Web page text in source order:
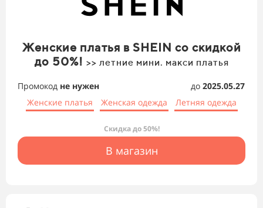
Женские платья в SHEIN со скидкой
до 50%! >> летние мини. макси платья
Промокод не нужен до 2025.05.27
Женские платья
Женская одежда Летняя одежда
Скидка до 50%!
В магазин